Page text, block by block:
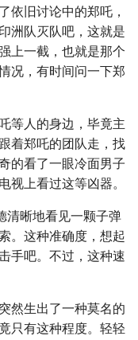
依旧讨论中的郑吒，
洲队灭队吧，这就是
上一截，也就是那个
况，有时间问一下郑
等人的身边，毕竟主
着郑吒的团队走，找
的看了一眼冷面男子
视上看过这等凶器。
清晰地看见一颗子弹
。这种准确度，想起
手吧。不过，这种速
然生出了一种莫名的
只有这种程度。轻轻